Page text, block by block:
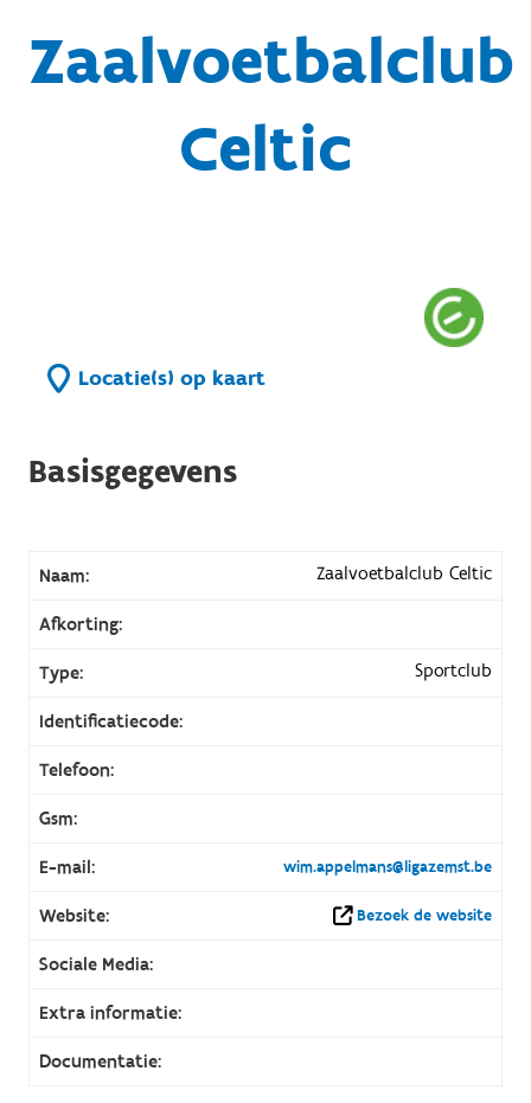
Zaalvoetbalclub
Celtic
Locatie(s) op kaart
Basisgegevens
Naam: Zaalvoetbalclub Celtic
Afkorting:
Type: Sportclub
Identificatiecode:
Telefoon:
Gsm:
E-mail: wim.appelmans@ligazemst.be
Website: Bezoek de website
Sociale Media:
Extra informatie:
Documentatie: